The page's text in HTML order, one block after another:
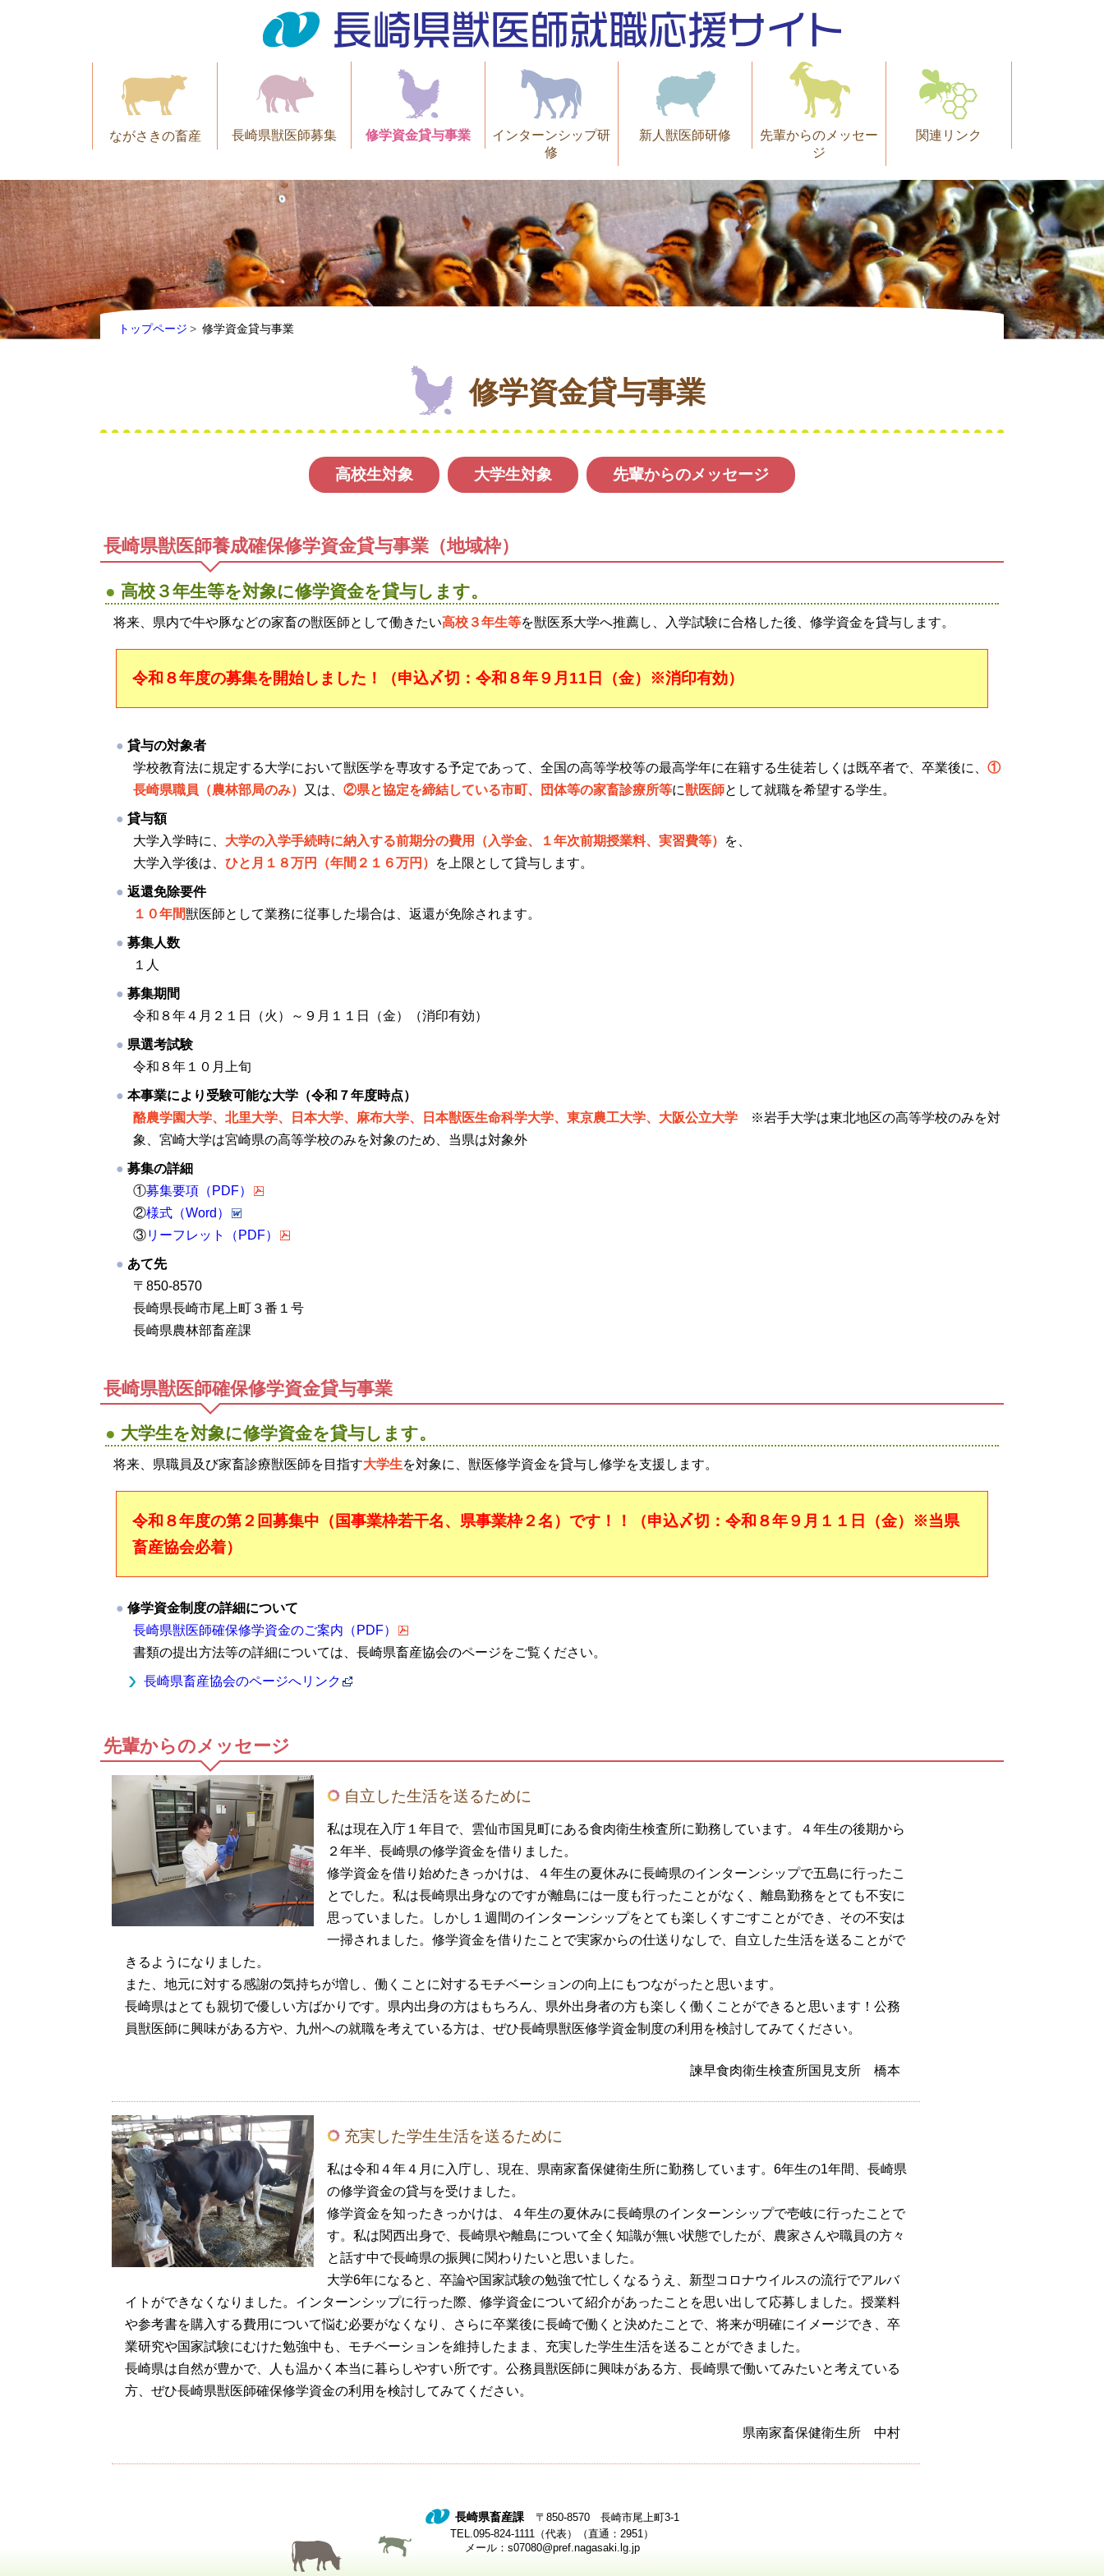
ながさきの畜産 長崎県獣医師募集 修学資金貸与事業
インターンシップ研
修
新人獣医師研修
先輩からのメッセー
ジ
関連リンク
トップページ 修学資金貸与事業
修学資金貸与事業
高校生対象 大学生対象 先輩からのメッセージ
長崎県獣医師養成確保修学資金貸与事業（地域枠）
高校３年生等を対象に修学資金を貸与します。
将来、県内で牛や豚などの家畜の獣医師として働きたい高校３年生等を獣医系大学へ推薦し、入学試験に合格した後、修学資金を貸与します。
令和８年度の募集を開始しました！（申込〆切：令和８年９月11日（金）※消印有効）
貸与の対象者
学校教育法に規定する大学において獣医学を専攻する予定であって、全国の高等学校等の最高学年に在籍する生徒若しくは既卒者で、卒業後に、①
長崎県職員（農林部局のみ）
又は、②県と協定を締結している市町、団体等の家畜診療所等に獣医師として就職を希望する学生。
貸与額
大学入学時に、 大学の入学手続時に納入する前期分の費用（入学金、１年次前期授業料、実習費等）
を、
大学入学後は、ひと月１８万円（年間２１６万円） を上限として貸与します。
返還免除要件
１０年間獣医師として業務に従事した場合は、返還が免除されます。
募集人数
１人
募集期間
令和８年４月２１日（火）～９月１１日（金）（消印有効）
県選考試験
令和８年１０月上旬
本事業により受験可能な大学（令和７年度時点）
酪農学園大学、北里大学、日本大学、麻布大学、日本獣医生命科学大学、東京農工大学、大阪公立大学 ※岩手大学は東北地区の高等学校のみを対
象、宮崎大学は宮崎県の高等学校のみを対象のため、当県は対象外
募集の詳細
①募集要項（PDF）
②様式（Word）
③リーフレット（PDF）
あて先
〒850-8570
長崎県長崎市尾上町３番１号
長崎県農林部畜産課
長崎県獣医師確保修学資金貸与事業
大学生を対象に修学資金を貸与します。
将来、県職員及び家畜診療獣医師を目指す大学生を対象に、獣医修学資金を貸与し修学を支援します。
令和８年度の第２回募集中（国事業枠若干名、県事業枠２名）です！！（申込〆切：令和８年９月１１日（金）※当県
畜産協会必着）
修学資金制度の詳細について
長崎県獣医師確保修学資金のご案内（PDF）
書類の提出方法等の詳細については、長崎県畜産協会のページをご覧ください。
長崎県畜産協会のページへリンク
先輩からのメッセージ
自立した生活を送るために
私は現在入庁１年目で、雲仙市国見町にある食肉衛生検査所に勤務しています。４年生の後期から
２年半、長崎県の修学資金を借りました。
修学資金を借り始めたきっかけは、４年生の夏休みに長崎県のインターンシップで五島に行ったこ
とでした。私は長崎県出身なのですが離島には一度も行ったことがなく、離島勤務をとても不安に
思っていました。しかし１週間のインターンシップをとても楽しくすごすことができ、その不安は
一掃されました。修学資金を借りたことで実家からの仕送りなしで、自立した生活を送ることがで
きるようになりました。
また、地元に対する感謝の気持ちが増し、働くことに対するモチベーションの向上にもつながったと思います。
長崎県はとても親切で優しい方ばかりです。県内出身の方はもちろん、県外出身者の方も楽しく働くことができると思います！公務
員獣医師に興味がある方や、九州への就職を考えている方は、ぜひ長崎県獣医修学資金制度の利用を検討してみてください。
諫早食肉衛生検査所国見支所 橋本
充実した学生生活を送るために
私は令和４年４月に入庁し、現在、県南家畜保健衛生所に勤務しています。6年生の1年間、長崎県
の修学資金の貸与を受けました。
修学資金を知ったきっかけは、４年生の夏休みに長崎県のインターンシップで壱岐に行ったことで
す。私は関西出身で、長崎県や離島について全く知識が無い状態でしたが、農家さんや職員の方々
と話す中で長崎県の振興に関わりたいと思いました。
大学6年になると、卒論や国家試験の勉強で忙しくなるうえ、新型コロナウイルスの流行でアルバ
イトができなくなりました。インターンシップに行った際、修学資金について紹介があったことを思い出して応募しました。授業料
や参考書を購入する費用について悩む必要がなくなり、さらに卒業後に長崎で働くと決めたことで、将来が明確にイメージでき、卒
業研究や国家試験にむけた勉強中も、モチベーションを維持したまま、充実した学生生活を送ることができました。
長崎県は自然が豊かで、人も温かく本当に暮らしやすい所です。公務員獣医師に興味がある方、長崎県で働いてみたいと考えている
方、ぜひ長崎県獣医師確保修学資金の利用を検討してみてください。
県南家畜保健衛生所 中村
長崎県畜産課 〒850-8570 長崎市尾上町3-1
TEL.095-824-1111（代表）（直通：2951）
メール：s07080@pref.nagasaki.lg.jp